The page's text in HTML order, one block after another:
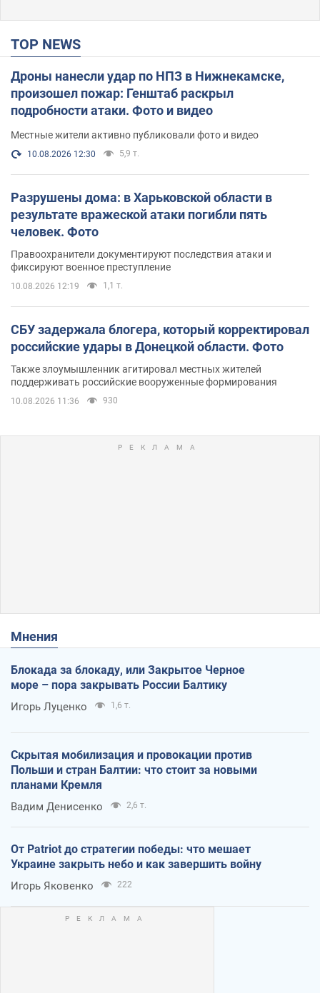
TOP NEWS
Дроны нанесли удар по НПЗ в Нижнекамске,
произошел пожар: Генштаб раскрыл
подробности атаки. Фото и видео
Местные жители активно публиковали фото и видео
10.08.2026 12:30 5,9 т.
Разрушены дома: в Харьковской области в
результате вражеской атаки погибли пять
человек. Фото
Правоохранители документируют последствия атаки и
фиксируют военное преступление
10.08.2026 12:19 1,1 т.
СБУ задержала блогера, который корректировал
российские удары в Донецкой области. Фото
Также злоумышленник агитировал местных жителей
поддерживать российские вооруженные формирования
10.08.2026 11:36 930
Мнения
Блокада за блокаду, или Закрытое Черное
море – пора закрывать России Балтику
Игорь Луценко 1,6 т.
Скрытая мобилизация и провокации против
Польши и стран Балтии: что стоит за новыми
планами Кремля
Вадим Денисенко 2,6 т.
От Patriot до стратегии победы: что мешает
Украине закрыть небо и как завершить войну
Игорь Яковенко 222